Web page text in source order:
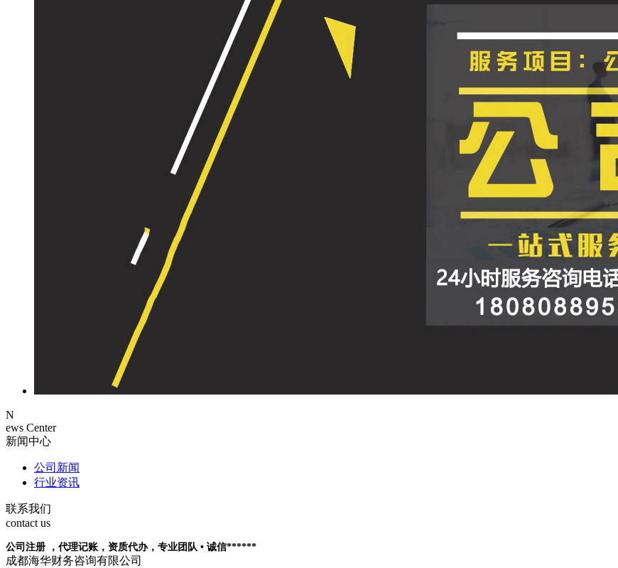
N
ews Center
新闻中心
公司新闻
行业资讯
联系我们
contact us
公司注册 ，代理记账，资质代办，专业团队 • 诚信******
成都海华财务咨询有限公司